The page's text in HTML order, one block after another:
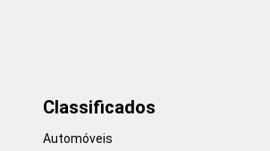
Classificados
Automóveis